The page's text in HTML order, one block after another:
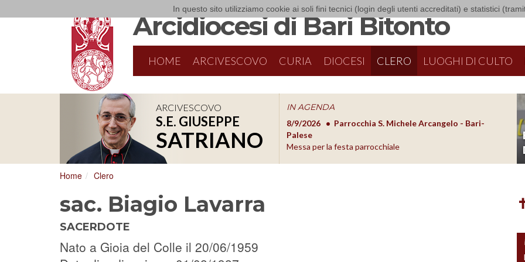
In questo sito utilizziamo cookie ai soli fini tecnici (login degli utenti accreditati) e statistici
Arcidiocesi di Bari Bitonto
HOME ARCIVESCOVO CURIA DIOCESI CLERO LUOGHI DI CULTO
ARCIVESCOVO
S.E. GIUSEPPE
SATRIANO
IN AGENDA
8/17/2026
Conversano
Conferenza Episcopale Pugliese
8/9/2026
Parrocchia S. Michele Arcangelo - Bari-
Palese
Messa per la festa parrocchiale
8/10/
Home Clero
sac. Biagio Lavarra
SACERDOTE
Nato a Gioia del Colle il 20/06/1959